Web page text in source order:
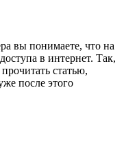
вы понимаете, что на
в интернет. Так,
статью,
после этого